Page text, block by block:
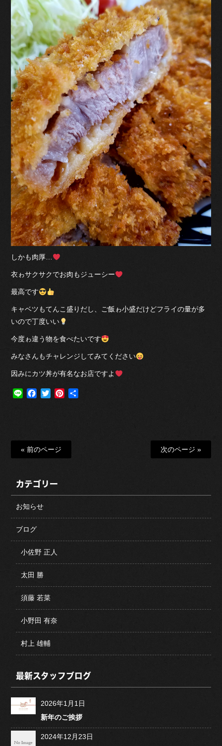
しかも肉厚…
衣ゎサクサクでお肉もジューシー
最高です
キャベツもてんこ盛りだし、ご飯ゎ小盛だけどフライの量が多
いので丁度いい
今度ゎ違う物を食べたいです
みなさんもチャレンジしてみてください
因みにカツ丼が有名なお店ですよ
Line Facebook
TwitterPinterest
« 前のページ 次のページ »
カテゴリー
お知らせ
ブログ
小佐野 正人
太田 勝
須藤 若菜
小野田 有奈
村上 雄輔
最新スタッフブログ
2026年1月1日
新年のご挨拶
2024年12月23日